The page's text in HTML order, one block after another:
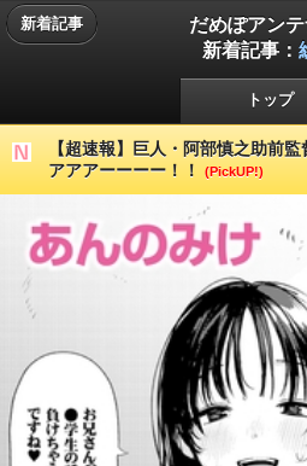
新着記事
だめぽアン
新着記事：
トップ
【超速報】巨人・阿部慎之助前
アアアーーーー！！
(PickUP!)